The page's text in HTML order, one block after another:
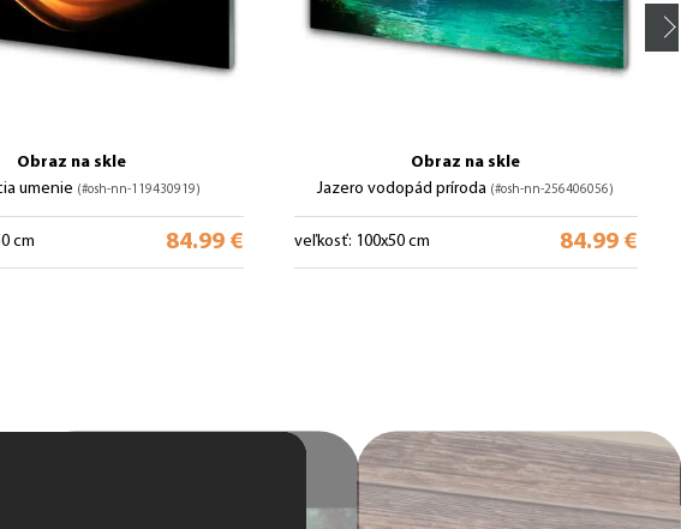
Obraz na skle
umenie (#osh-nn-119430919)
cm 84.99 €
Obraz na skle
Jazero vodopád príroda (#osh-nn-256406056)
veľkosť: 100x50 cm 84.99 €